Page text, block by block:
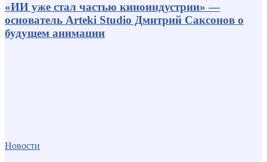
«ИИ уже стал частью киноиндустрии» —
основатель Arteki Studio Дмитрий Саксонов о
будущем анимации
Новости